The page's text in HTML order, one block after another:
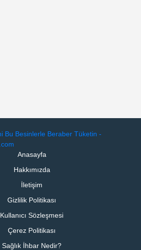
Anasayfa
Hakkımızda
İletişim
Gizlilik Politikası
Kullanıcı Sözleşmesi
Çerez Politikası
Sağlık İhbar Nedir?